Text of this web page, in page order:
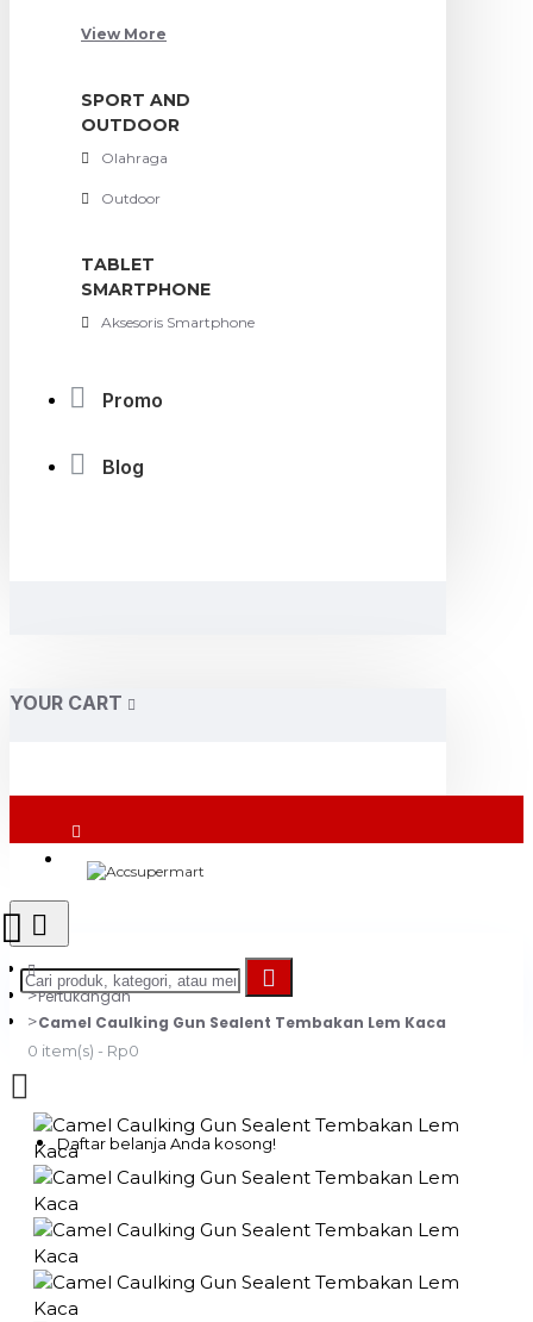
View More
SPORT AND
OUTDOOR
Olahraga
Outdoor
TABLET
SMARTPHONE
Aksesoris Smartphone
Promo
Blog
YOUR CART
0 item(s) - Rp0
Daftar belanja Anda kosong!
Pertukangan
Camel Caulking Gun Sealent Tembakan Lem Kaca